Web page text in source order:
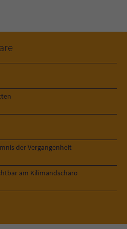
der Vergangenheit
am Kilimandscharo